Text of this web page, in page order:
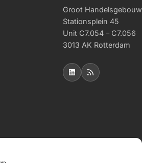
Groot Handelsgebouw
Stationsplein 45
Unit C7.054 – C7.056
3013 AK Rotterdam